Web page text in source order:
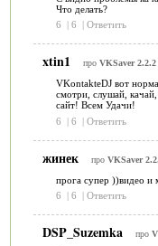
Что делать?
6
| 6 | Ответить
xtin1 про VKSaver 2.2.2
VKontakteDJ вот
смотри, слушай,
сайт! Всем Удачи!
6
| 6 | Ответить
жинек про VKSaver
прога супер ))видео и
6
| 6 | Ответить
DSP_Suzemka про